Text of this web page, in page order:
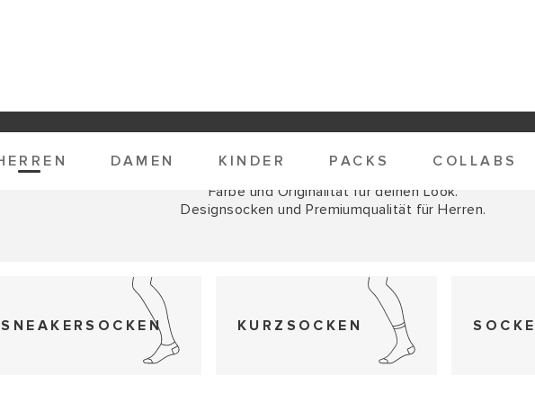
HERRENSOCKEN
Farbe und Originalität für deinen Look.
Designsocken und Premiumqualität für Herren.
SNEAKERSOCKEN KURZSOCKEN